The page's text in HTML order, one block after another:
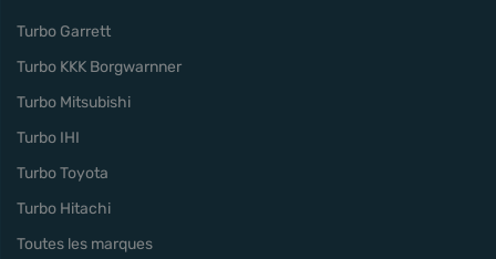
Turbo Garrett
Turbo KKK Borgwarnner
Turbo Mitsubishi
Turbo IHI
Turbo Toyota
Turbo Hitachi
Toutes les marques